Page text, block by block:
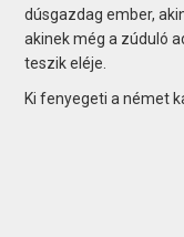
dúsgazdag ember,
akinek még a zúduló
teszik eléje.
Ki fenyegeti a német